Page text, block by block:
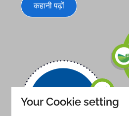
कहानी पढ़ों
Your Cookie setting